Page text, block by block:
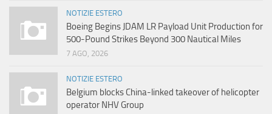
NOTIZIE ESTERO
Boeing Begins JDAM LR Payload Unit Production for
500-Pound Strikes Beyond 300 Nautical Miles
7 AGO, 2026
NOTIZIE ESTERO
Belgium blocks China-linked takeover of helicopter
operator NHV Group